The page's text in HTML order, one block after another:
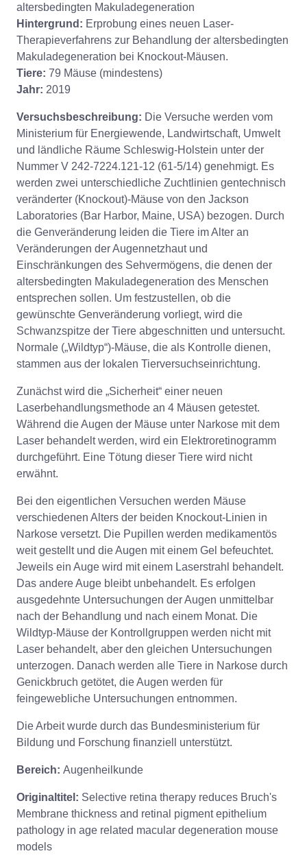
altersbedingten Makuladegeneration
Hintergrund: Erprobung eines neuen Laser-
Therapieverfahrens zur Behandlung der altersbedingten
Makuladegeneration bei Knockout-Mäusen.
Tiere: 79 Mäuse (mindestens)
Jahr: 2019
Versuchsbeschreibung: Die Versuche werden vom
Ministerium für Energiewende, Landwirtschaft, Umwelt
und ländliche Räume Schleswig-Holstein unter der
Nummer V 242-7224.121-12 (61-5/14) genehmigt. Es
werden zwei unterschiedliche Zuchtlinien gentechnisch
veränderter (Knockout)-Mäuse von den Jackson
Laboratories (Bar Harbor, Maine, USA) bezogen. Durch
die Genveränderung leiden die Tiere im Alter an
Veränderungen der Augennetzhaut und
Einschränkungen des Sehvermögens, die denen der
altersbedingten Makuladegeneration des Menschen
entsprechen sollen. Um festzustellen, ob die
gewünschte Genveränderung vorliegt, wird die
Schwanzspitze der Tiere abgeschnitten und untersucht.
Normale („Wildtyp“)-Mäuse, die als Kontrolle dienen,
stammen aus der lokalen Tierversuchseinrichtung.
Zunächst wird die „Sicherheit“ einer neuen
Laserbehandlungsmethode an 4 Mäusen getestet.
Während die Augen der Mäuse unter Narkose mit dem
Laser behandelt werden, wird ein Elektroretinogramm
durchgeführt. Eine Tötung dieser Tiere wird nicht
erwähnt.
Bei den eigentlichen Versuchen werden Mäuse
verschiedenen Alters der beiden Knockout-Linien in
Narkose versetzt. Die Pupillen werden medikamentös
weit gestellt und die Augen mit einem Gel befeuchtet.
Jeweils ein Auge wird mit einem Laserstrahl behandelt.
Das andere Auge bleibt unbehandelt. Es erfolgen
ausgedehnte Untersuchungen der Augen unmittelbar
nach der Behandlung und nach einem Monat. Die
Wildtyp-Mäuse der Kontrollgruppen werden nicht mit
Laser behandelt, aber den gleichen Untersuchungen
unterzogen. Danach werden alle Tiere in Narkose durch
Genickbruch getötet, die Augen werden für
feingewebliche Untersuchungen entnommen.
Die Arbeit wurde durch das Bundesministerium für
Bildung und Forschung finanziell unterstützt.
Bereich: Augenheilkunde
Originaltitel: Selective retina therapy reduces Bruch's
Membrane thickness and retinal pigment epithelium
pathology in age related macular degeneration mouse
models